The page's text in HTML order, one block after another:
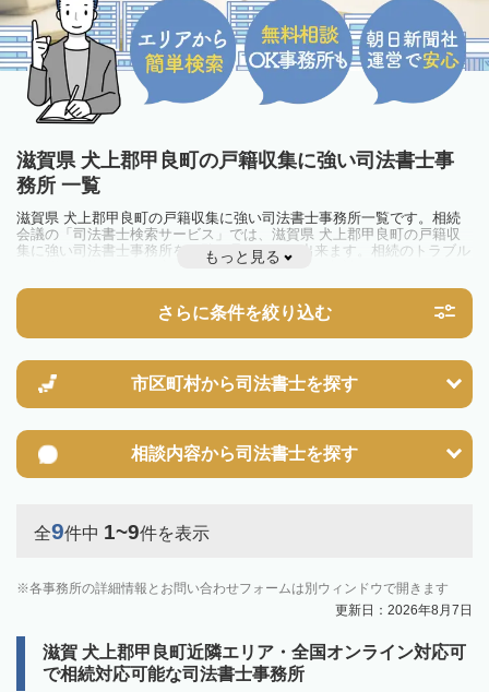
滋賀県 犬上郡甲良町の戸籍収集に強い司法書士事
務所 一覧
滋賀県 犬上郡甲良町の戸籍収集に強い司法書士事務所一覧です。相続
会議の「司法書士検索サービス」では、滋賀県 犬上郡甲良町の戸籍収
集に強い司法書士事務所を一覧で見ることが出来ます。相続のトラブル
やお悩みを抱えている方は一度近隣の司法書士に相談してみましょう。
もっと見る
さらに条件を絞り込む
市区町村から司法書士を探す
相談内容から司法書士を探す
全9件中 1~9件を表示
各事務所の詳細情報とお問い合わせフォームは別ウィンドウで開きます
更新日：2026年8月7日
滋賀 犬上郡甲良町近隣エリア・全国オンライン対応可
で相続対応可能な司法書士事務所